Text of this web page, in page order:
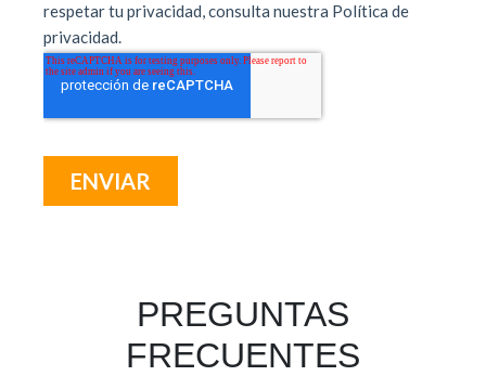
PREGUNTAS
FRECUENTES